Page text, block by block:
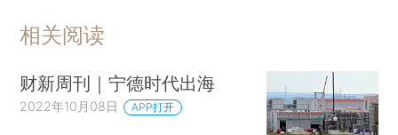
相关阅读
财新周刊｜宁德时代出海
2022年10月08日 APP打开